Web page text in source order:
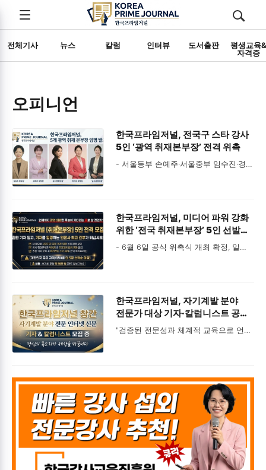
전체기사 뉴스 칼럼 인터뷰 도서출판
평생교육
자격증
전체메뉴 검색
열기/
오피니언
한국프라임저널, 전국구 스타 강사
5인 ‘광역 취재본부장’ 전격 위촉
- 서울동부 손예주·서울중부 임수진·경기서남부 장승주·경기중남부 최여진·경기북부 김수연 본부장 선임
- 오는 6월 6일 공식 기자 위촉식서 정식 간부 임명장 수여 및 비즈니스 론칭
한국프라임저널, 미디어 파워 강화
위한 ‘전국 취재본부장’ 5인 선발대
전격 모집
- 6월 6일 공식 위촉식 개최 확정, 일반 강사 넘어 미디어 간부로 도약 기회
한국프라임저널, 자기계발 분야
전문가 대상 기자·칼럼니스트 공개
모집
"검증된 전문성과 체계적 교육으로 언론인 양성“